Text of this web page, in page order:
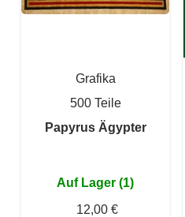
Grafika
500 Teile
Papyrus Ägypter
Auf Lager (1)
12,00 €